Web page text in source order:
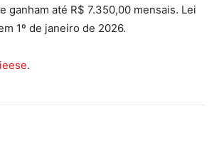
ganham até R$ 7.350,00 mensais. Lei
1º de janeiro de 2026.
.